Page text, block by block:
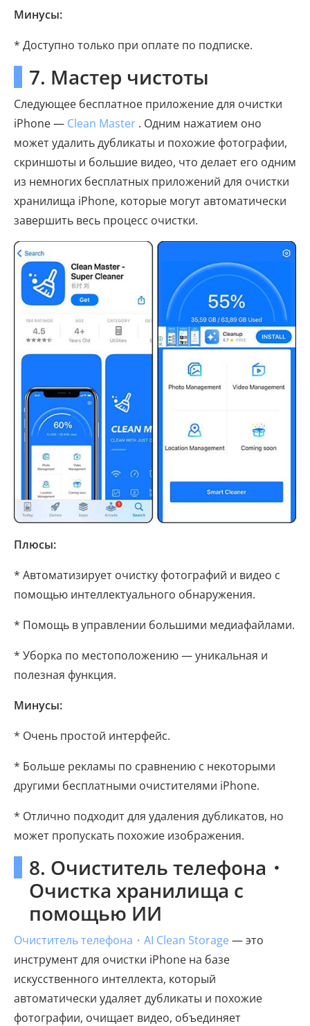
Минусы:
* Доступно только при оплате по подписке.
7. Мастер чистоты
Следующее бесплатное приложение для очистки
iPhone — Clean Master . Одним нажатием оно
может удалить дубликаты и похожие фотографии,
скриншоты и большие видео, что делает его одним
из немногих бесплатных приложений для очистки
хранилища iPhone, которые могут автоматически
завершить весь процесс очистки.
Плюсы:
* Автоматизирует очистку фотографий и видео с
помощью интеллектуального обнаружения.
* Помощь в управлении большими медиафайлами.
* Уборка по местоположению — уникальная и
полезная функция.
Минусы:
* Очень простой интерфейс.
* Больше рекламы по сравнению с некоторыми
другими бесплатными очистителями iPhone.
* Отлично подходит для удаления дубликатов, но
может пропускать похожие изображения.
8. Очиститель телефона・
Очистка хранилища с
помощью ИИ
Очиститель телефона・AI Clean Storage — это
инструмент для очистки iPhone на базе
искусственного интеллекта, который
автоматически удаляет дубликаты и похожие
фотографии, очищает видео, объединяет